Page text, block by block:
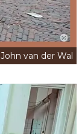
John van der Wal